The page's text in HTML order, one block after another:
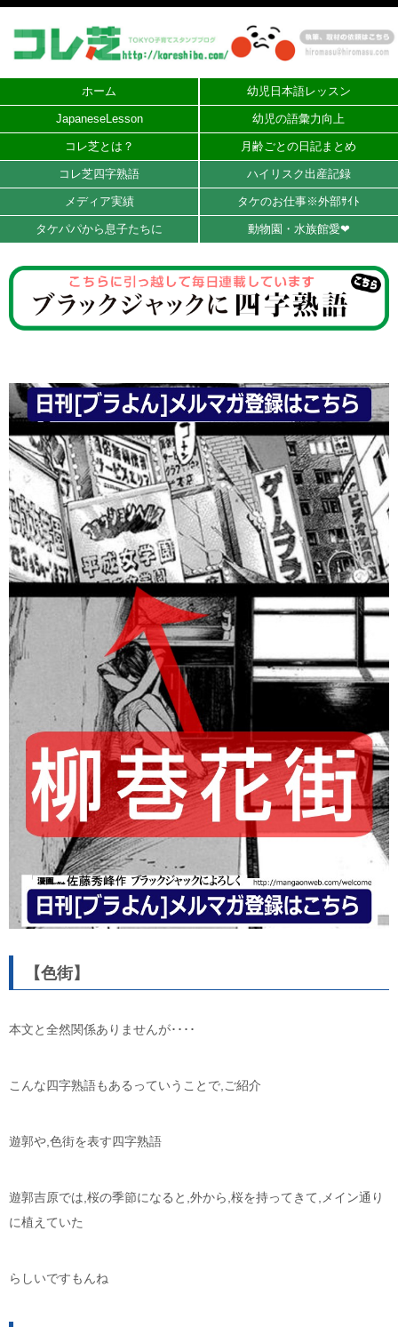
ホーム 幼児日本語レッスン
JapaneseLesson 幼児の語彙力向上
コレ芝とは？ 月齢ごとの日記まとめ
コレ芝四字熟語 ハイリスク出産記録
メディア実績 タケのお仕事※外部ｻｲﾄ
タケパパから息子たちに 動物園・水族館愛❤︎
【色街】
本文と全然関係ありませんが････
こんな四字熟語もあるっていうことで,ご紹介
遊郭や,色街を表す四字熟語
遊郭吉原では,桜の季節になると,外から,桜を持ってきて,メイン通り
に植えていた
らしいですもんね